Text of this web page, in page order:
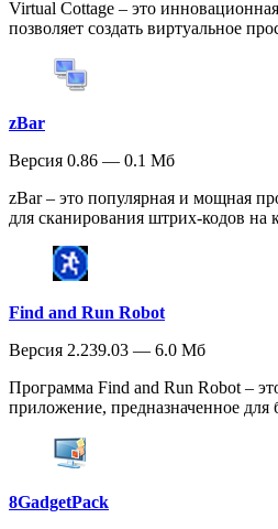
Virtual Cottage – это
позволяет создать виртуальное
zBar
Версия 0.86 — 0.1 Мб
zBar – это популярная и мощная
для сканирования штрих-кодов на
Find and Run Robot
Версия 2.239.03 — 6.0 Мб
Программа Find and Run Robot –
приложение, предназначенное для
8GadgetPack